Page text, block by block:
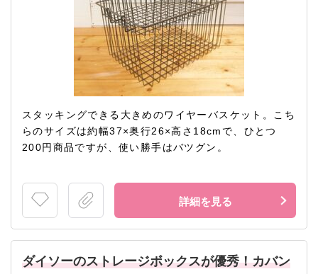
スタッキングできる大きめのワイヤーバスケット。こち
らのサイズは約幅37×奥行26×高さ18cmで、ひとつ
200円商品ですが、使い勝手はバツグン。
詳細を見る
ダイソーのストレージボックスが優秀！カバン